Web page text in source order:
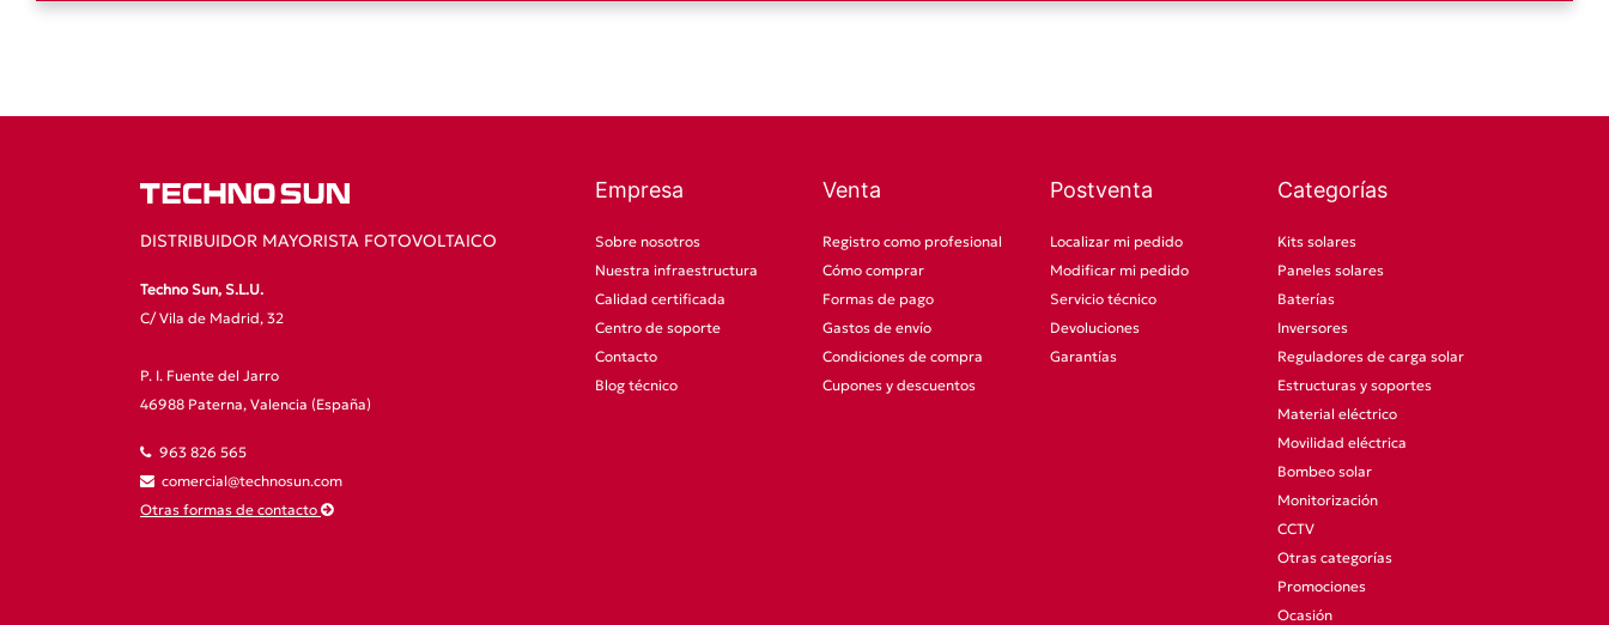
DISTRIBUIDOR MAYORISTA FOTOVOLTAICO
Techno Sun, S.L.U.
C/ Vila de Madrid, 32
P. I. Fuente del Jarro
46988 Paterna, Valencia (España)
963 826 565
comercial@technosun.com
Otras formas de contacto
Empresa
Sobre nosotros
Nuestra infraestructura
Calidad certificada
Centro de soporte
Contacto
Blog técnico
Venta
Registro como profesional
Cómo comprar
Formas de pago
Gastos de envío
Condiciones de compra
Cupones y descuentos
Postventa
Localizar mi pedido
Modificar mi pedido
Servicio técnico
Devoluciones
Garantías
Categorías
Kits solares
Paneles solares
Baterías
Inversores
Reguladores de carga solar
Estructuras y soportes
Material eléctrico
Movilidad eléctrica
Bombeo solar
Monitorización
CCTV
Otras categorías
Promociones
Ocasión